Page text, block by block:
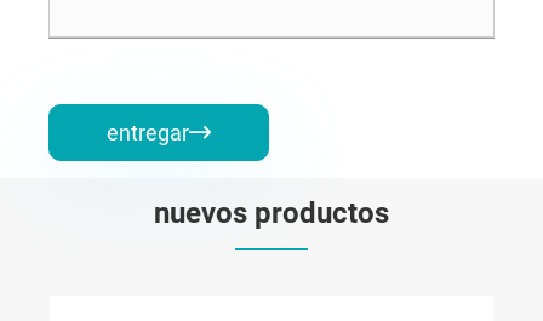
entregar
nuevos productos